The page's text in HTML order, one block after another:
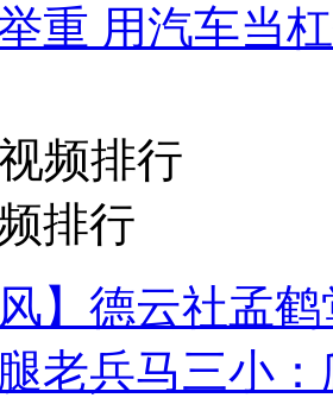
重 用汽车当
频排行
排行
风】德云社孟
老兵马三小